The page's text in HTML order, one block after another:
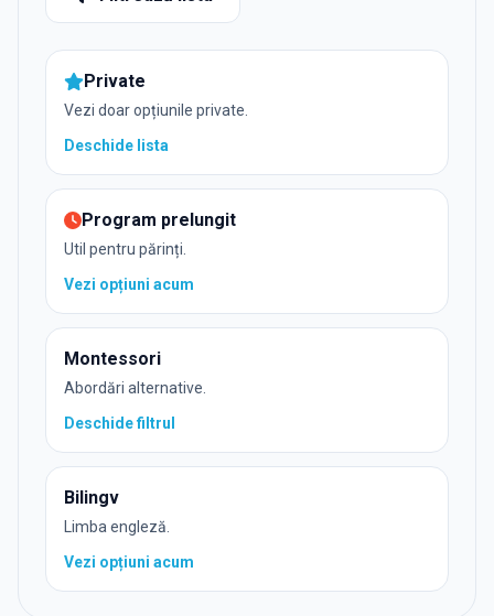
Private
Vezi doar opțiunile private.
Deschide lista
Program prelungit
Util pentru părinți.
Vezi opțiuni acum
Montessori
Abordări alternative.
Deschidefiltrul
Bilingv
Limba engleză.
Vezi opțiuni acum